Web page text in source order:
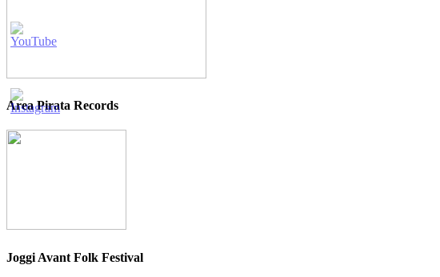
Area Pirata Records
Joggi Avant Folk Festival